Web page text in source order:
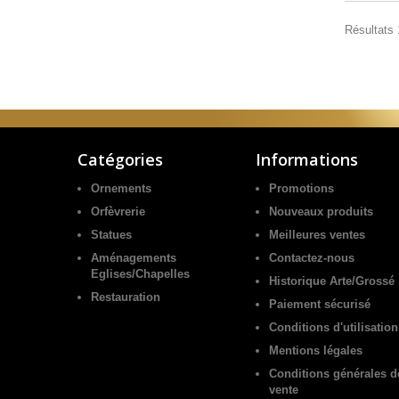
Résultats
Catégories
Ornements
Orfèvrerie
Statues
Aménagements
Eglises/Chapelles
Restauration
Informations
Promotions
Nouveaux produits
Meilleures ventes
Contactez-nous
Historique Arte/Grossé
Paiement sécurisé
Conditions d'utilisation
Mentions légales
Conditions générales
vente